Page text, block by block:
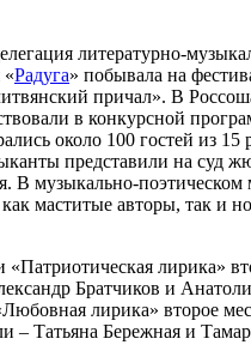
литературно-
«Радуга» побывала на
причал». В
в конкурсной
около 100 гостей из 15
представили на суд
В музыкально-поэтическом
маститые авторы, так и
лирика»
Братчиков и
лирика» второе
– Татьяна Бережная и